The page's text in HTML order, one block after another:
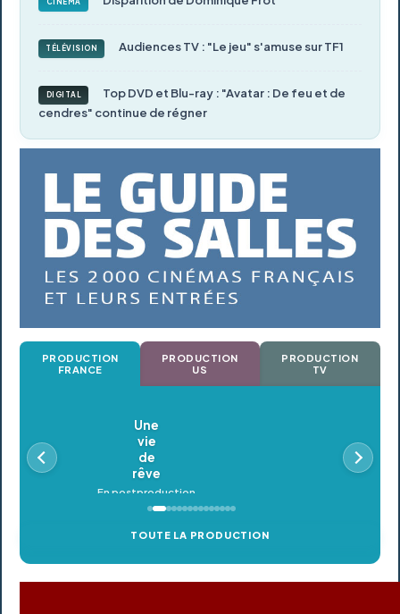
TÉLÉVISION Audiences TV : "Le jeu" s'amuse sur TF1
DIGITAL
Top DVD et Blu-ray : "Avatar : De feu et de
cendres" continue de régner
PRODUCTION
FRANCE
PRODUCTION
US
PRODUCTION
TV
Oldeupe
En postproduction
TOUTE LA PRODUCTION